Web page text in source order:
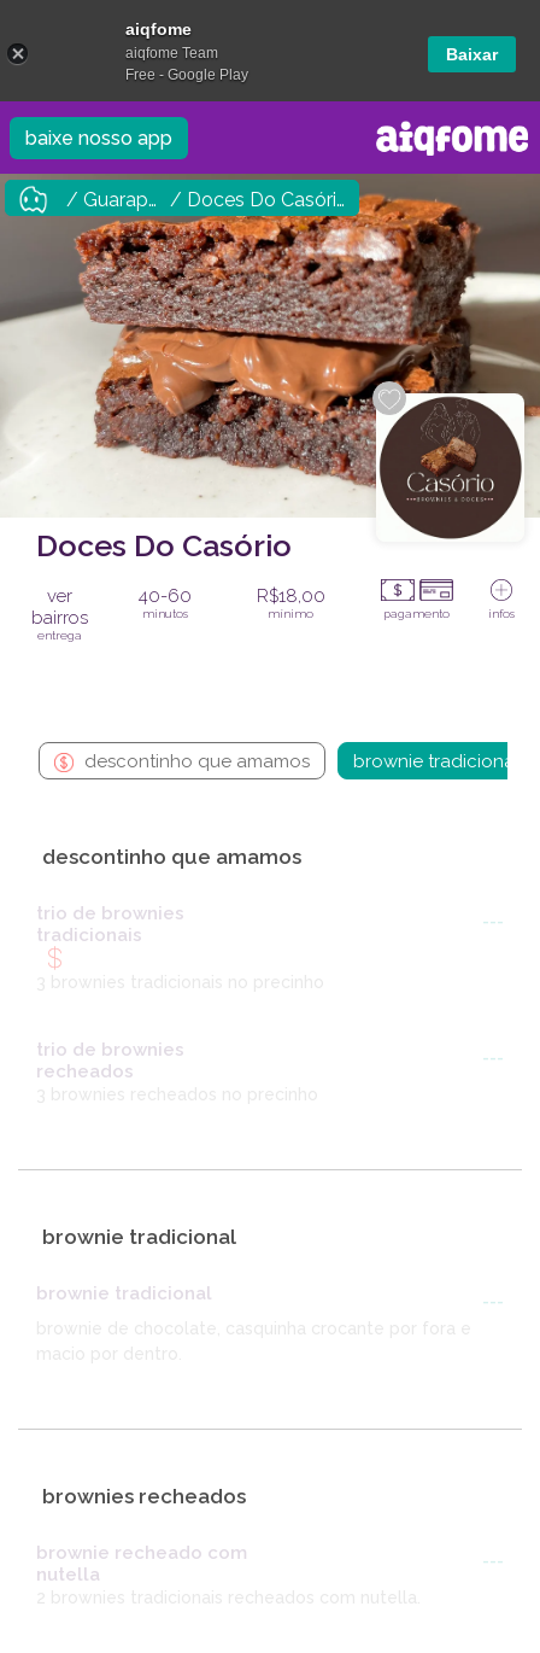
baixe nosso app
/ Guarapuava / Doces Do Casório
Doces Do Casório
ver
bairros
entrega
40-60
minutos
R$18,00
mínimo pagamento infos
descontinho que amamos brownie tradicional
descontinho que amamos
trio de brownies
tradicionais
---
3 brownies tradicionais no precinho
trio de brownies
recheados
---
3 brownies recheados no precinho
brownie tradicional
brownie tradicional
---
brownie de chocolate, casquinha crocante por fora e
macio por dentro.
brownies recheados
brownie recheado com
nutella
---
2 brownies tradicionais recheados com nutella.
aiqfome
aiqfome Team
Free - Google Play
Baixar